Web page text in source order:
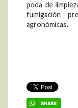
poda de
fumigación
agronómicas.